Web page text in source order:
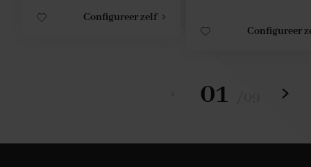
Configureer zelf
Configureer
01